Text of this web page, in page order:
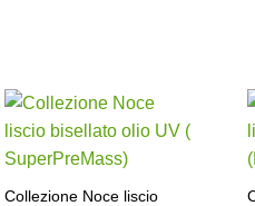
Collezione Noce liscio